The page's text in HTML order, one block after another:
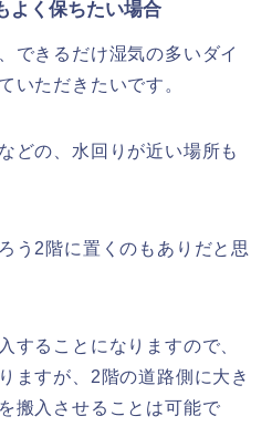
よく保ちたい場合
できるだけ湿気の多いダイ
いただきたいです。
どの、水回りが近い場所も
う2階に置くのもありだと思
することになりますので、
ますが、2階の道路側に大き
搬入させることは可能で